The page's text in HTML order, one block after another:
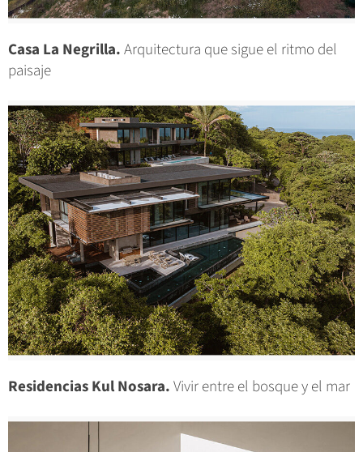
Casa La Negrilla.Arquitectura que sigue el ritmo del
paisaje
Residencias Kul Nosara.Vivir entre el bosque y el mar